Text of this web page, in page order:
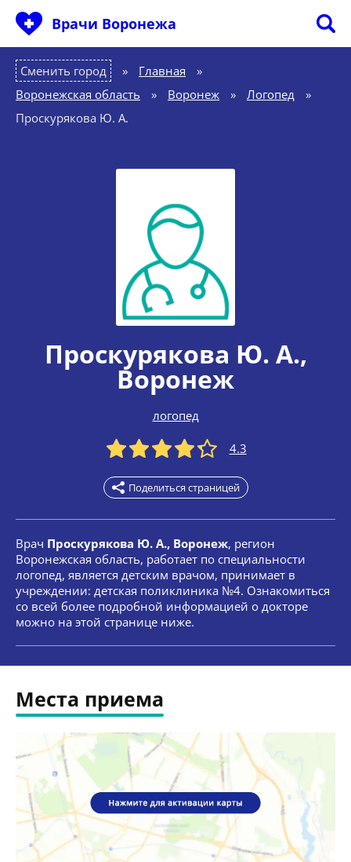
Врачи Воронежа
Сменить город Главная
»
Воронежская область
» Воронеж » Логопед
»
Проскурякова Ю. А.
Проскурякова Ю. А.,
Воронеж
логопед
4.3
Поделиться страницей
Врач Проскурякова Ю. А., Воронеж, регион
Воронежская область, работает по специальности
логопед, является детским врачом, принимает в
учреждении: детская поликлиника №4. Ознакомиться
со всей более подробной информацией о докторе
можно на этой странице ниже.
Места приема